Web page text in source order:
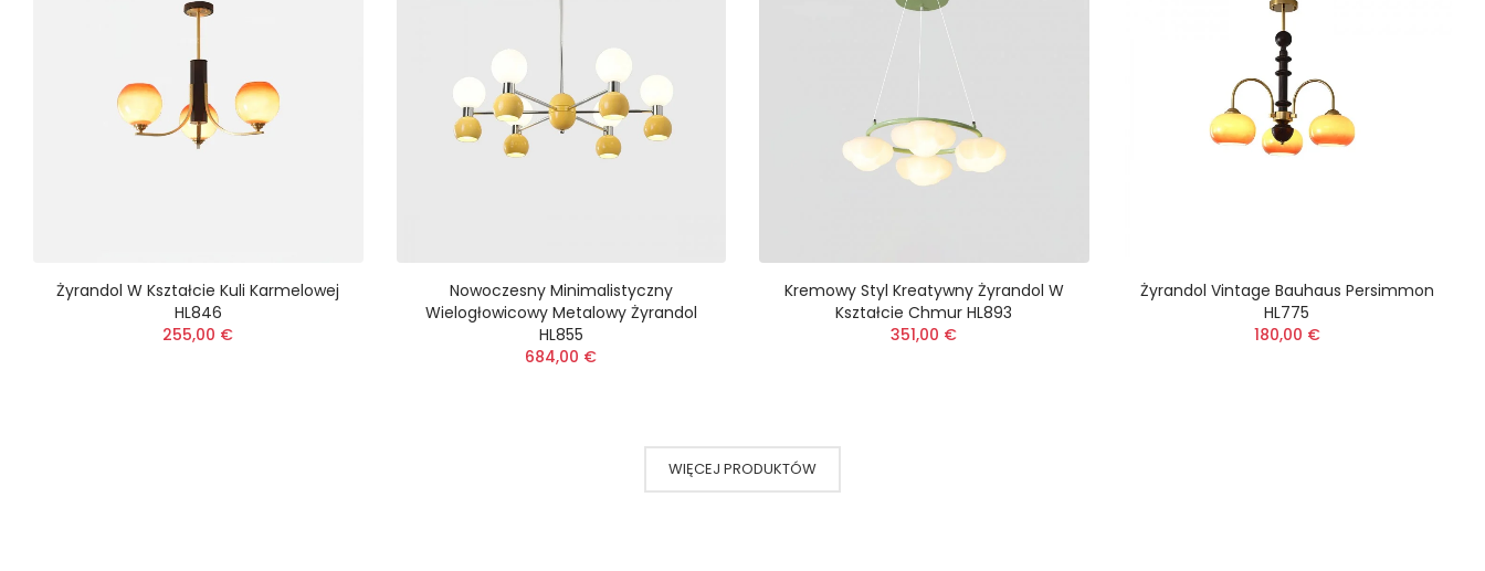
Żyrandol W Kształcie Kuli Karmelowej
HL846
255,00 €
Nowoczesny Minimalistyczny
Wielogłowicowy Metalowy Żyrandol
HL855
684,00 €
Kremowy Styl Kreatywny Żyrandol W
Kształcie Chmur HL893
351,00 €
Żyrandol Vintage Bauhaus Persimmon
HL775
180,00 €
WIĘCEJ PRODUKTÓW